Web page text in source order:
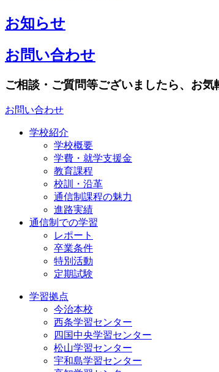
お知らせ
お問い合わせ
ご相談・ご質問等ございましたら、お気
お問い合わせ
学校紹介
学校概要
学費・就学支援金
教育課程
校訓・沿革
通信制課程の魅力
進路実績
通信制での学習
レポート
卒業条件
特別活動
定期試験
学習拠点
今治本校
西条学習センター
四国中央学習センター
松山学習センター
宇和島学習センター